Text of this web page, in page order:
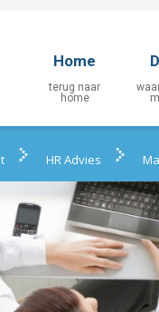
Home
HR Advies